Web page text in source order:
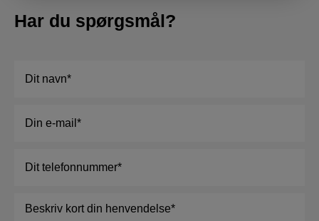
Har du spørgsmål?
mail